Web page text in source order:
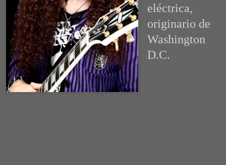
eléctrica,
originario de
Washington
D.C.